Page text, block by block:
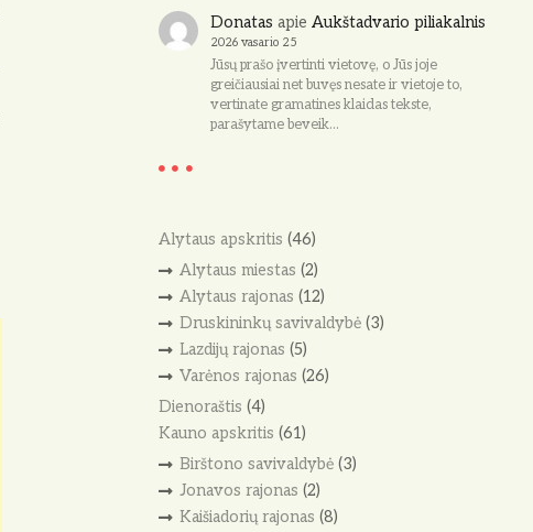
Donatas apie Aukštadvario piliakalnis
2026 vasario 25
Jūsų prašo įvertinti vietovę, o Jūs joje
greičiausiai net buvęs nesate ir vietoje to,
vertinate gramatines klaidas tekste,
parašytame beveik…
Alytaus apskritis (46)
Alytaus miestas (2)
Alytaus rajonas (12)
Druskininkų savivaldybė(3)
Lazdijų rajonas (5)
Varėnos rajonas (26)
Dienoraštis (4)
Kauno apskritis (61)
Birštono savivaldybė(3)
Jonavos rajonas (2)
Kaišiadorių rajonas (8)